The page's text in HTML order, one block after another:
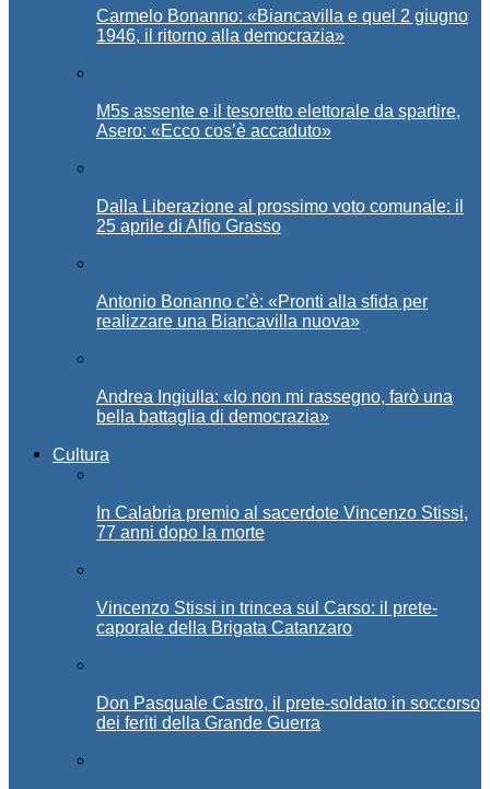
Carmelo Bonanno: «Biancavilla e quel 2 giugno
1946, il ritorno alla democrazia»
M5s assente e il tesoretto elettorale da spartire,
Asero: «Ecco cos’è accaduto»
Dalla Liberazione al prossimo voto comunale: il
25 aprile di Alfio Grasso
Antonio Bonanno c’è: «Pronti alla sfida per
realizzare una Biancavilla nuova»
Andrea Ingiulla: «Io non mi rassegno, farò una
bella battaglia di democrazia»
Cultura
In Calabria premio al sacerdote Vincenzo Stissi,
77 anni dopo la morte
Vincenzo Stissi in trincea sul Carso: il prete-
caporale della Brigata Catanzaro
Don Pasquale Castro, il prete-soldato in soccorso
dei feriti della Grande Guerra